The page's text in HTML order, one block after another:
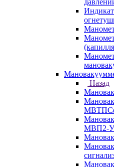
Назад
МВП2-